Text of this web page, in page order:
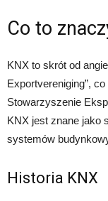
Co to
KNX to skrót od
Exportvereniging”,
Stowarzyszenie
KNX jest znane jako
systemów
Historia KNX